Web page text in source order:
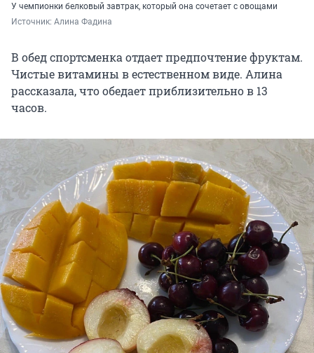
У чемпионки белковый завтрак, который она сочетает с овощами
Источник: Алина Фадина
В обед спортсменка отдает предпочтение фруктам.
Чистые витамины в естественном виде. Алина
рассказала, что обедает приблизительно в 13
часов.